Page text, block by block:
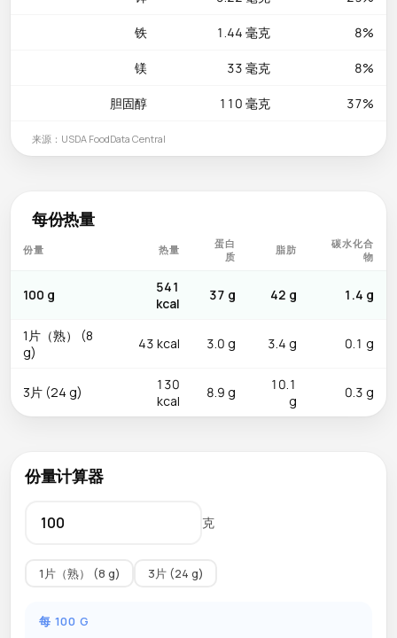
铁 1.44 毫克 8%
镁 33 毫克 8%
胆固醇 110 毫克 37%
来源：USDA FoodData Central
每份热量
份量 热量
蛋白
质
脂肪
碳水化合
物
100 g
541
kcal
37 g 42 g 1.4 g
1片（熟） (8
g)
43 kcal 3.0 g 3.4 g 0.1 g
3片 (24 g)
130
kcal
8.9 g
10.1
g
0.3 g
份量计算器
克
1片（熟） (8 g) 3片 (24 g)
每 100 G